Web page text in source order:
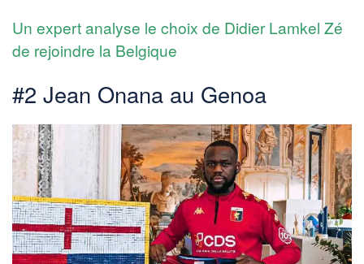
Un expert analyse le choix de Didier Lamkel Zé
de rejoindre la Belgique
#2 Jean Onana au Genoa